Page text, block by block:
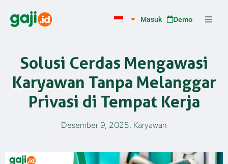
konten
Masuk Demo
Solusi Cerdas Mengawasi
Karyawan Tanpa Melanggar
Privasi di Tempat Kerja
Desember 9, 2025, Karyawan